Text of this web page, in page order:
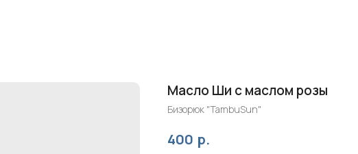
Масло Ши с маслом розы
Бизорюк "TambuSun"
400 р.